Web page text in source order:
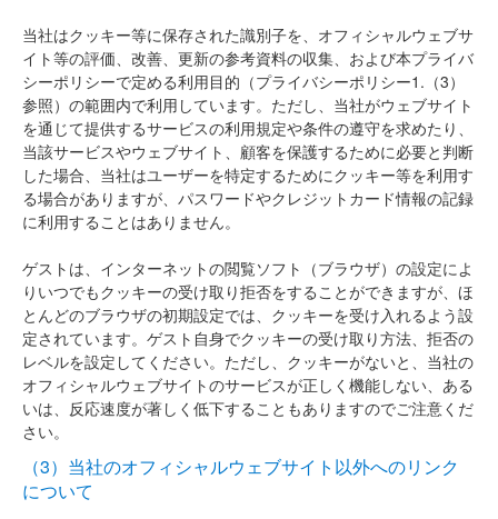
当社はクッキー等に保存された識別子を、オフィシャルウェブサ
イト等の評価、改善、更新の参考資料の収集、および本プライバ
シーポリシーで定める利用目的（プライバシーポリシー1.（3）
参照）の範囲内で利用しています。ただし、当社がウェブサイト
を通じて提供するサービスの利用規定や条件の遵守を求めたり、
当該サービスやウェブサイト、顧客を保護するために必要と判断
した場合、当社はユーザーを特定するためにクッキー等を利用す
る場合がありますが、パスワードやクレジットカード情報の記録
に利用することはありません。
ゲストは、インターネットの閲覧ソフト（ブラウザ）の設定によ
りいつでもクッキーの受け取り拒否をすることができますが、ほ
とんどのブラウザの初期設定では、クッキーを受け入れるよう設
定されています。ゲスト自身でクッキーの受け取り方法、拒否の
レベルを設定してください。ただし、クッキーがないと、当社の
オフィシャルウェブサイトのサービスが正しく機能しない、ある
いは、反応速度が著しく低下することもありますのでご注意くだ
さい。
（3）当社のオフィシャルウェブサイト以外へのリンク
について